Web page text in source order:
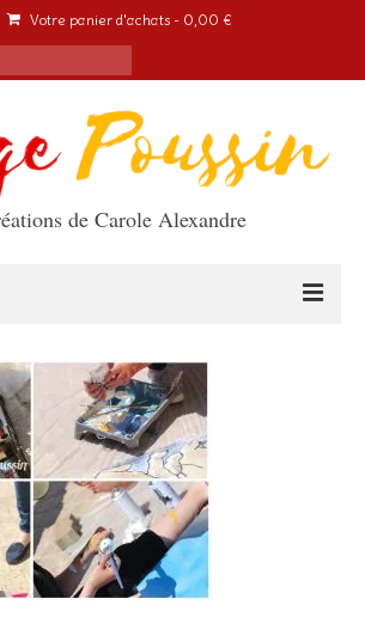
Votre panier d'achats - 0,00 €
de Carole Alexandre